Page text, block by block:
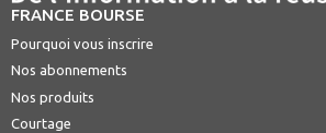
FRANCE BOURSE
Pourquoi vous inscrire
Nos abonnements
Nos produits
Courtage